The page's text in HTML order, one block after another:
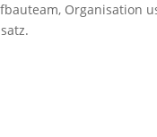
Organisation